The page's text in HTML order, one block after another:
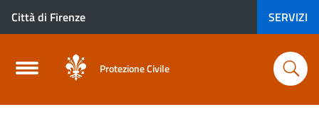
Città di Firenze SERVIZI
Protezione Civile